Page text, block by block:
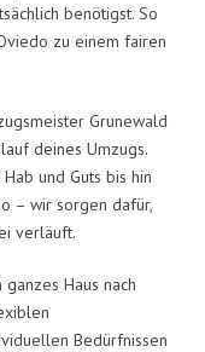
benötigst. So
zu einem fairen
Grunewald
deines Umzugs.
und Guts bis hin
– wir sorgen dafür,
verläuft.
Haus nach
Bedürfnissen